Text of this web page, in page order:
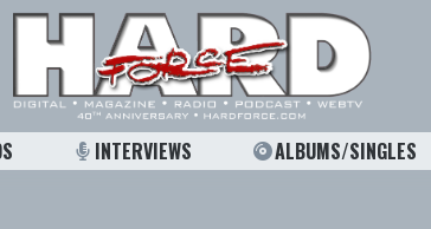
INTERVIEWS ALBUMS/SINGLES